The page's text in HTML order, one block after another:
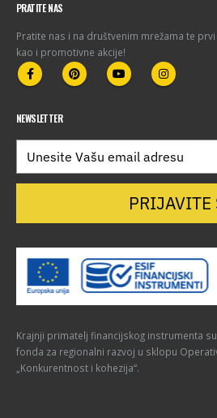
PRATITE NAS
Pratite nas i na društvenim mrežama te
kao i promotivne akcije!
NEWSLETTER
PRIJAVITE
Krajnji primatelj financijskog instrumenta
fonda za regionalni razvoj u sklopu
„Konkurentnost i kohezija“.